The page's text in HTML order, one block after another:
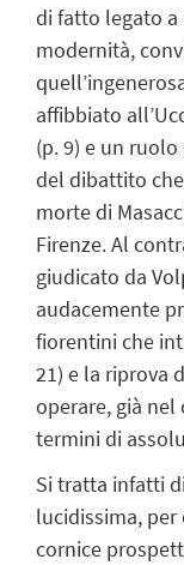
di fatto legato
modernità,
affibbiato
(p. 9) e un
del dibattito
morte di
Firenze. Al
giudicato da
audacemente
fiorentini che
21) e la riprova
operare, già
termini di
Si tratta infatti
lucidissima,
cornice